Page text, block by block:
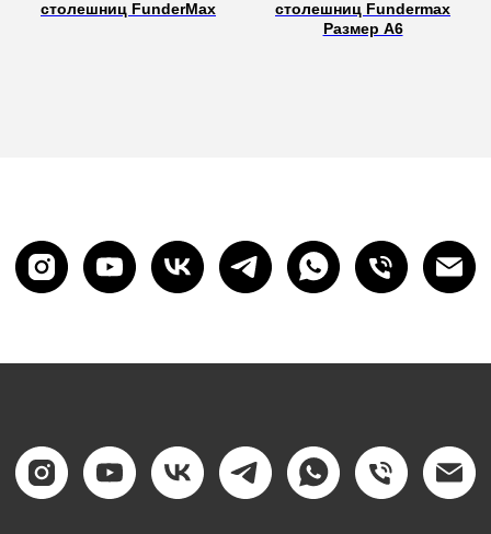
столешниц FunderMax
столешниц Fundermax
Размер А6